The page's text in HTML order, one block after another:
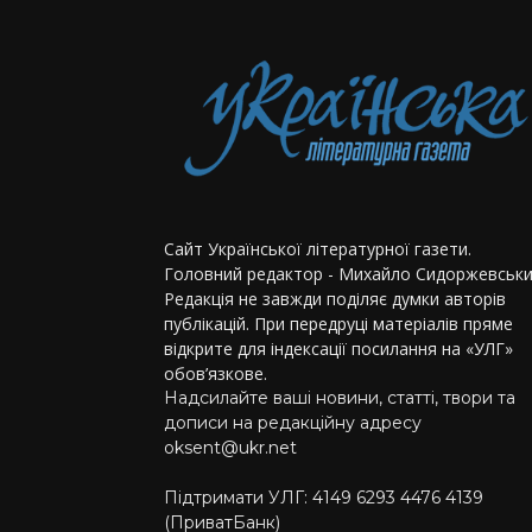
Сайт Української літературної газети.
Головний редактор - Михайло
Редакція не завжди поділяє думки авторів
публікацій. При передруці матеріалів пряме
відкрите для індексації посилання на «УЛГ»
обов’язкове.
Надсилайте ваші новини, статті, твори та
дописи на редакційну адресу
oksent@ukr.net
Підтримати УЛГ: 4149 6293 4476 4139
(ПриватБанк)